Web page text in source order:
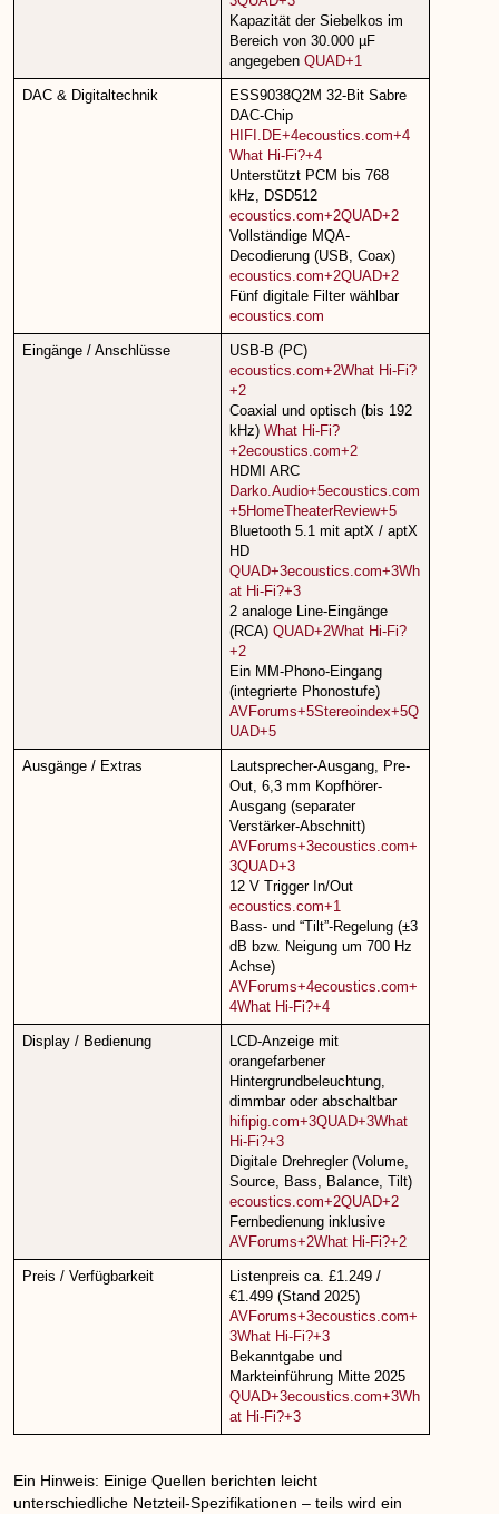
Kapazität der Siebelkos im
Bereich von 30.000 µF
angegeben QUAD+1
DAC & Digitaltechnik
ESS9038Q2M 32-Bit Sabre
DAC-Chip
HIFI.DE+4ecoustics.com+4
What Hi-Fi?+4
Unterstützt PCM bis 768
kHz, DSD512
ecoustics.com+2QUAD+2
Vollständige MQA-
Decodierung (USB, Coax)
ecoustics.com+2QUAD+2
Fünf digitale Filter wählbar
ecoustics.com
Eingänge / Anschlüsse
USB-B (PC)
ecoustics.com+2What Hi-Fi?
+2
Coaxial und optisch (bis 192
kHz) What Hi-Fi?
+2ecoustics.com+2
HDMI ARC
Darko.Audio+5ecoustics.com
+5HomeTheaterReview+5
Bluetooth 5.1 mit aptX / aptX
HD
QUAD+3ecoustics.com+3Wh
at Hi-Fi?+3
2 analoge Line-Eingänge
(RCA) QUAD+2What Hi-Fi?
+2
Ein MM-Phono-Eingang
(integrierte Phonostufe)
AVForums+5Stereoindex+5Q
UAD+5
Ausgänge / Extras
Lautsprecher-Ausgang, Pre-
Out, 6,3 mm Kopfhörer-
Ausgang (separater
Verstärker-Abschnitt)
AVForums+3ecoustics.com+
3QUAD+3
12 V Trigger In/Out
ecoustics.com+1
Bass- und “Tilt”-Regelung (±3
dB bzw. Neigung um 700 Hz
Achse)
AVForums+4ecoustics.com+
4What Hi-Fi?+4
Display / Bedienung
LCD-Anzeige mit
orangefarbener
Hintergrundbeleuchtung,
dimmbar oder abschaltbar
hifipig.com+3QUAD+3What
Hi-Fi?+3
Digitale Drehregler (Volume,
Source, Bass, Balance, Tilt)
ecoustics.com+2QUAD+2
Fernbedienung inklusive
AVForums+2What Hi-Fi?+2
Preis / Verfügbarkeit
Listenpreis ca. £1.249 /
€1.499 (Stand 2025)
AVForums+3ecoustics.com+
3What Hi-Fi?+3
Bekanntgabe und
Markteinführung Mitte 2025
QUAD+3ecoustics.com+3Wh
at Hi-Fi?+3
Ein Hinweis: Einige Quellen berichten leicht
unterschiedliche Netzteil-Spezifikationen – teils wird ein